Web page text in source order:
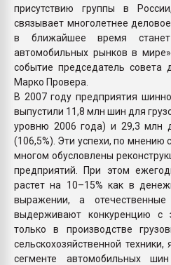
присутствию группы в
связывает многолетнее
в ближайшее время
автомобильных рынков в
событие председатель совета
Марко Провера.
В 2007 году предприятия
выпустили 11,8 млн шин для
уровню 2006 года) и 29,3 млн
(106,5%). Эти успехи, по мнению
многом обусловлены
предприятий. При этом
растет на 10–15% как в
выражении, а отечественные
выдерживают конкуренцию с
только в производстве
сельскохозяйственной
сегменте автомобильных